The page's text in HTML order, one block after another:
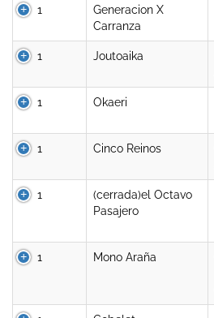
1
Generacion X
Carranza
1 Joutoaika
1 Okaeri
1 Cinco Reinos
1
(cerrada)el Octavo
Pasajero
1 Mono Araña